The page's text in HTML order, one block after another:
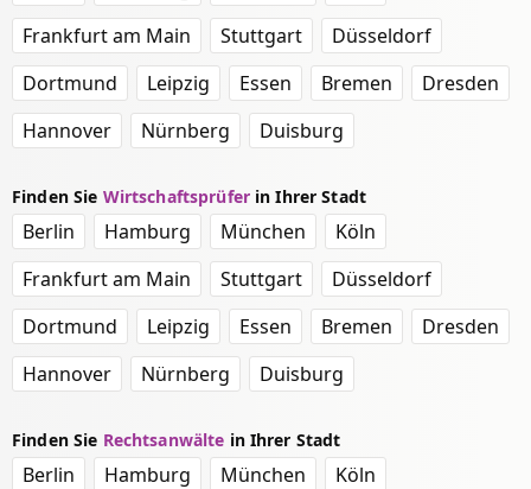
Frankfurt am Main
Stuttgart
Düsseldorf
Dortmund
Leipzig Essen Bremen
Dresden
Hannover
Nürnberg Duisburg
Finden Sie Wirtschaftsprüferin Ihrer Stadt
Berlin Hamburg München
Köln
Frankfurt am Main
Stuttgart
Düsseldorf
Dortmund
Leipzig Essen Bremen
Dresden
Hannover
Nürnberg Duisburg
Finden Sie Rechtsanwälte in Ihrer Stadt
Berlin Hamburg München
Köln